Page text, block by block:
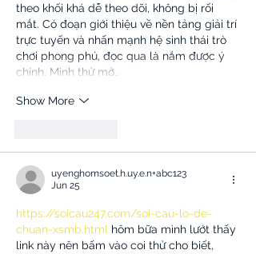
theo khối khá dễ theo dõi, không bị rối
mắt. Có đoạn giới thiệu về nền tảng giải trí
trực tuyến và nhấn mạnh hệ sinh thái trò
chơi phong phú, đọc qua là nắm được ý
chính. Mình thử mở…
Show More
uyenghomsoet.h.uy.e.n+abc123
Jun 25
https://soicau247.com/soi-cau-lo-de-
chuan-xsmb.html hôm bữa mình lướt thấy
link này nên bấm vào coi thử cho biết,